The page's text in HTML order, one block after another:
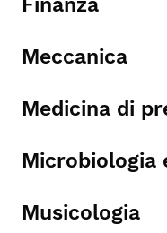
Finanza
Meccanica
Medicina di
Microbiologia
Musicologia